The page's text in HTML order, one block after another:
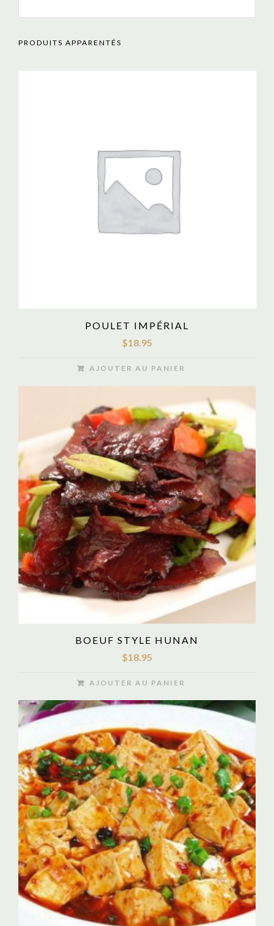
PRODUITS APPARENTÉS
POULET IMPÉRIAL
$18.95
AJOUTER AU PANIER
BOEUF STYLE HUNAN
$18.95
AJOUTER AU PANIER